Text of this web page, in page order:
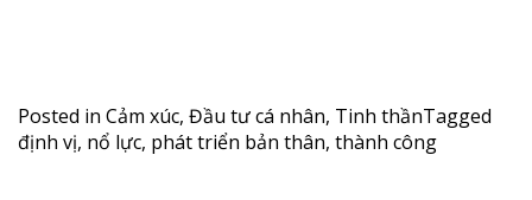
Posted in Cảm xúc, Đầu tư cá nhân, Tinh thầnTagged
định vị, nổ lực, phát triển bản thân, thành công